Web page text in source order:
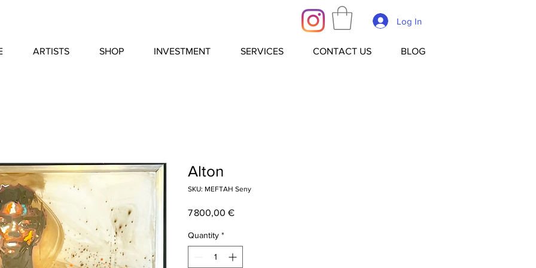
Log In
ARTISTS SHOP INVESTMENT SERVICES CONTACT US BLOG
Alton
SKU: MEFTAH Seny
7 800,00 €Price
Quantity *